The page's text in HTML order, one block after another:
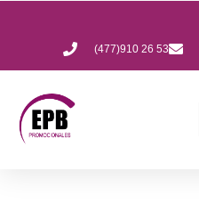
(477)910 26 53